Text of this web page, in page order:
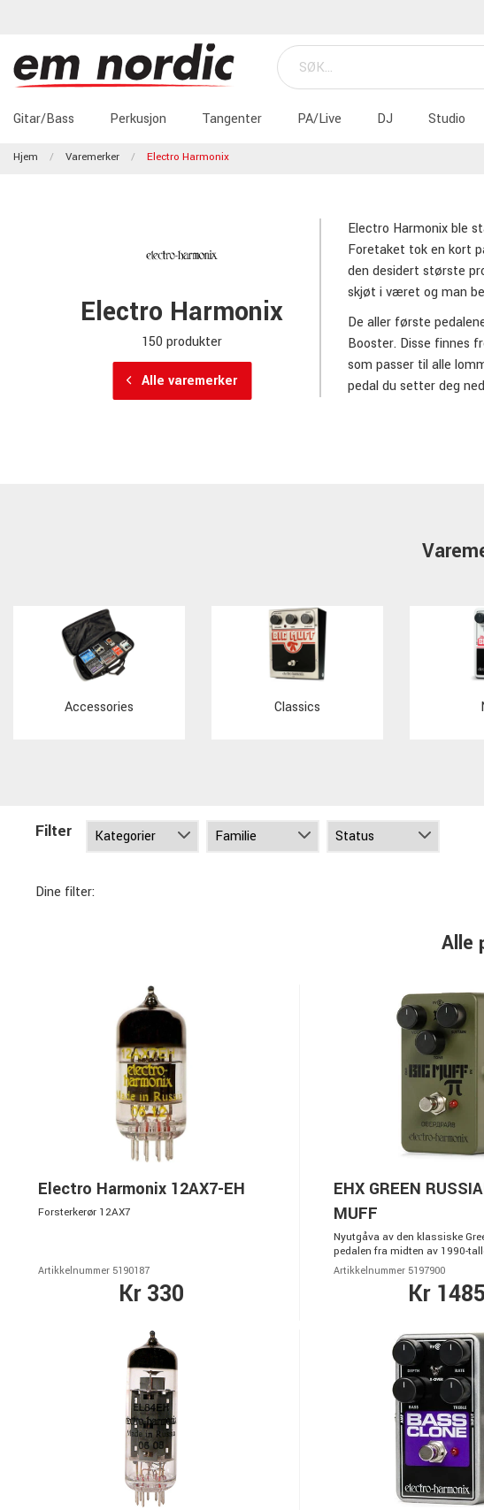
Gitar/Bass Perkusjon Tangenter PA/Live DJ Studio
Hjem Varemerker Electro Harmonix
Electro Harmonix
150 produkter
Alle varemerker
Electro Harmonix ble
Foretaket tok en kort
den desidert største
skjøt i været og man
De aller første
Booster. Disse finnes
som passer til alle
pedal du setter deg
Accessories Classics
Filter
Dine filter:
Alle
Electro Harmonix 12AX7-EH
Forsterkerør 12AX7
Artikkelnummer 5190187
Kr 330
EHX GREEN
MUFF
Nyutgåva av den klassiske
pedalen fra midten av 1990-
Artikkelnummer 5197900
Kr 1485